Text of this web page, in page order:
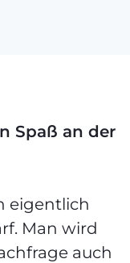
Spaß an der
eigentlich
Man wird
auch